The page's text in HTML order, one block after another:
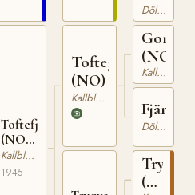
Toftefjära
(NO)
T-1132
Kallblodig Travare
1945
Toftegubben
(NO)
Kallblodig Travare
5645
Dölehäst
Gorm
(NO)
Kallblodig Travare
Fjära
Dölehäst
Trygve
(NO)